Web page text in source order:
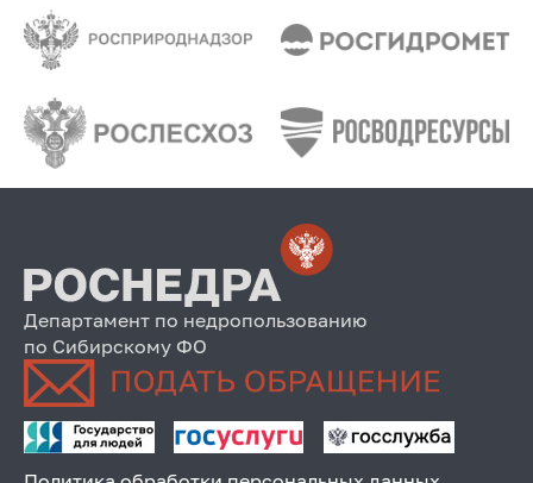
Департамент по недропользованию
по Сибирскому ФО